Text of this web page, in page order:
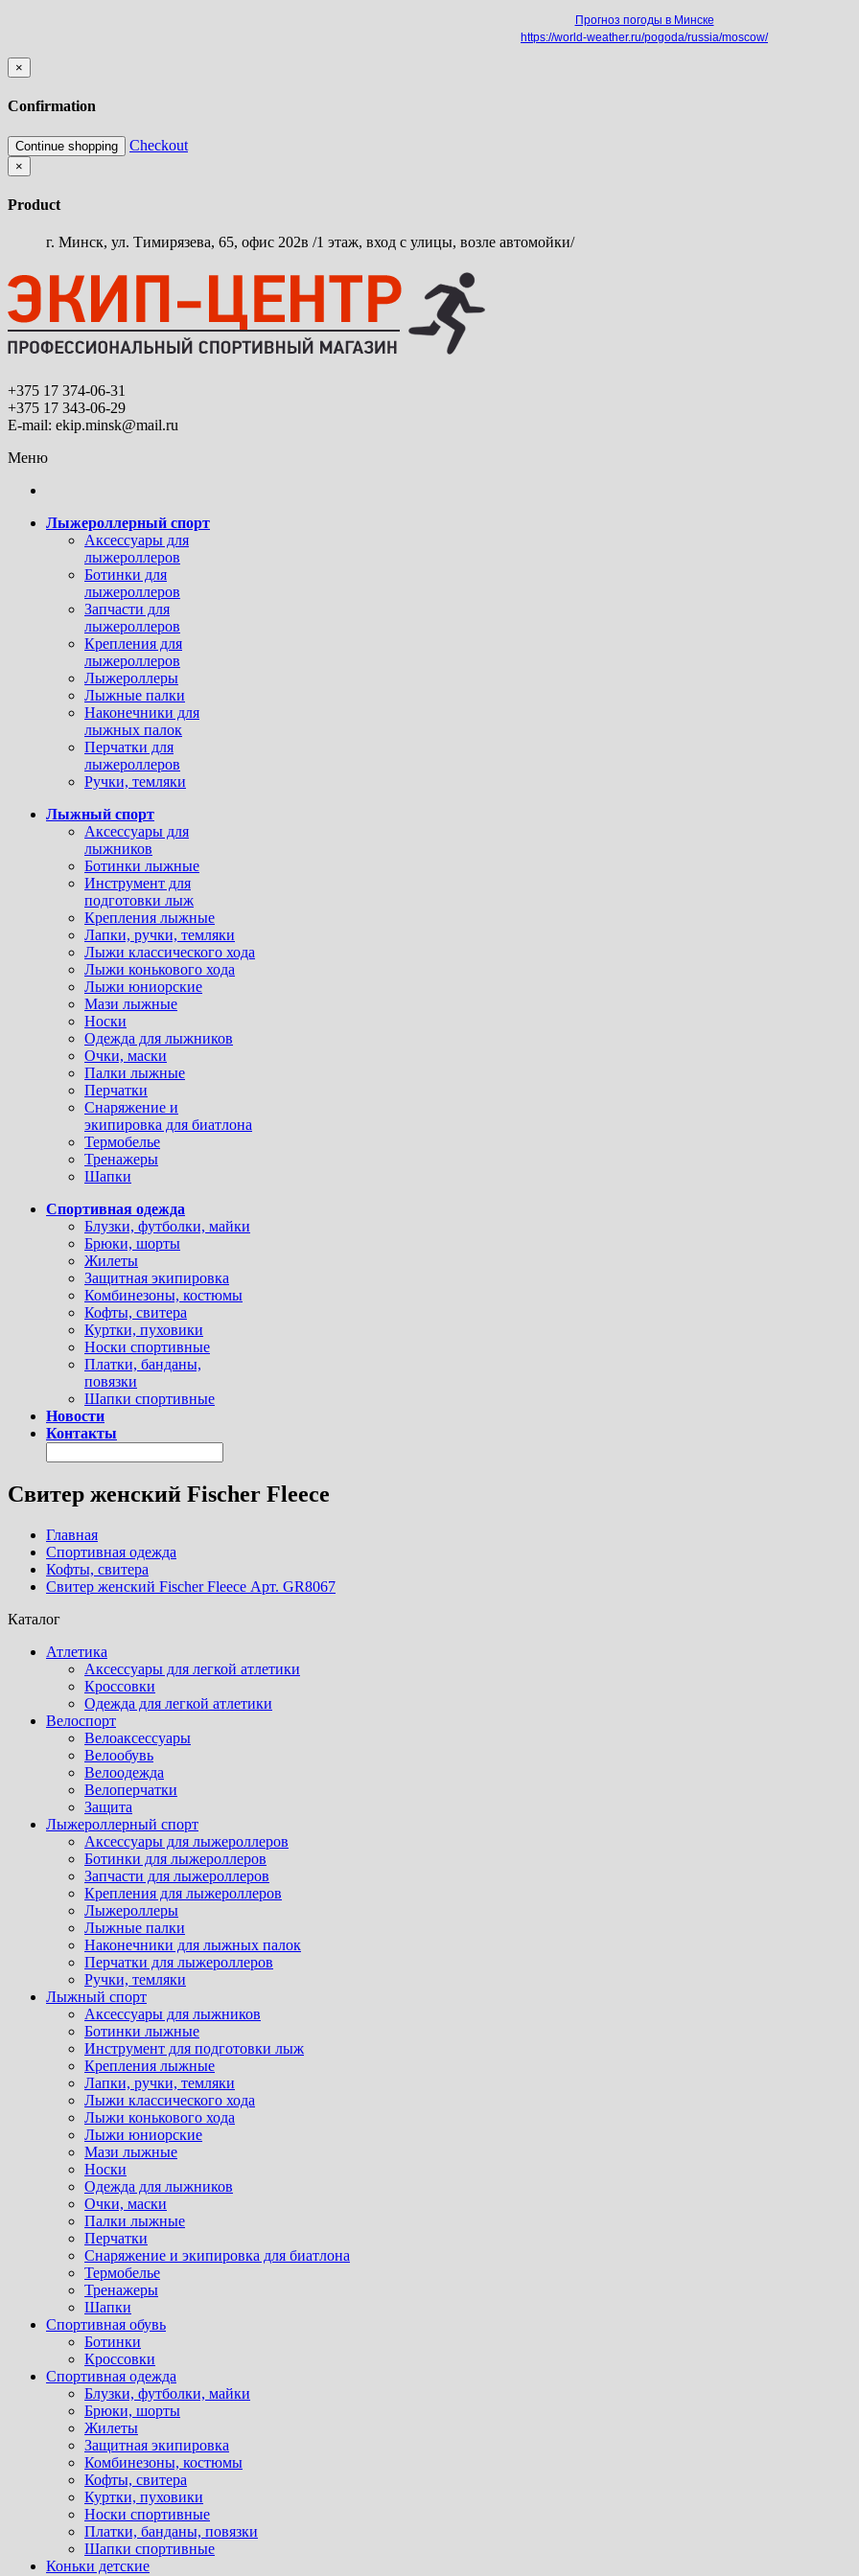
Прогноз погоды в Минске
https://world-weather.ru/pogoda/russia/moscow/
×
Confirmation
Continue shopping Checkout
×
Product
г. Минск, ул. Тимирязева, 65, офис 202в /1 этаж, вход с улицы, возле автомойки/
+375 17 374-06-31
+375 17 343-06-29
E-mail: ekip.minsk@mail.ru
Меню
Лыжероллерный спорт
Аксессуары для
лыжероллеров
Ботинки для
лыжероллеров
Запчасти для
лыжероллеров
Крепления для
лыжероллеров
Лыжероллеры
Лыжные палки
Наконечники для
лыжных палок
Перчатки для
лыжероллеров
Ручки, темляки
Лыжный спорт
Аксессуары для
лыжников
Ботинки лыжные
Инструмент для
подготовки лыж
Крепления лыжные
Лапки, ручки, темляки
Лыжи классического хода
Лыжи конькового хода
Лыжи юниорские
Мази лыжные
Носки
Одежда для лыжников
Очки, маски
Палки лыжные
Перчатки
Снаряжение и
экипировка для биатлона
Термобелье
Тренажеры
Шапки
Спортивная одежда
Блузки, футболки, майки
Брюки, шорты
Жилеты
Защитная экипировка
Комбинезоны, костюмы
Кофты, свитера
Куртки, пуховики
Носки спортивные
Платки, банданы,
повязки
Шапки спортивные
Новости
Контакты
Свитер женский Fischer Fleece
Главная
Спортивная одежда
Кофты, свитера
Свитер женский Fischer Fleece Арт. GR8067
Каталог
Атлетика
Аксессуары для легкой атлетики
Кроссовки
Одежда для легкой атлетики
Велоспорт
Велоаксессуары
Велообувь
Велоодежда
Велоперчатки
Защита
Лыжероллерный спорт
Аксессуары для лыжероллеров
Ботинки для лыжероллеров
Запчасти для лыжероллеров
Крепления для лыжероллеров
Лыжероллеры
Лыжные палки
Наконечники для лыжных палок
Перчатки для лыжероллеров
Ручки, темляки
Лыжный спорт
Аксессуары для лыжников
Ботинки лыжные
Инструмент для подготовки лыж
Крепления лыжные
Лапки, ручки, темляки
Лыжи классического хода
Лыжи конькового хода
Лыжи юниорские
Мази лыжные
Носки
Одежда для лыжников
Очки, маски
Палки лыжные
Перчатки
Снаряжение и экипировка для биатлона
Термобелье
Тренажеры
Шапки
Спортивная обувь
Ботинки
Кроссовки
Спортивная одежда
Блузки, футболки, майки
Брюки, шорты
Жилеты
Защитная экипировка
Комбинезоны, костюмы
Кофты, свитера
Куртки, пуховики
Носки спортивные
Платки, банданы, повязки
Шапки спортивные
Коньки детские